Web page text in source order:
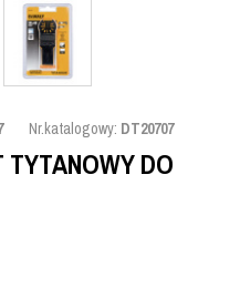
Nr.katalogowy: DT20707
DO